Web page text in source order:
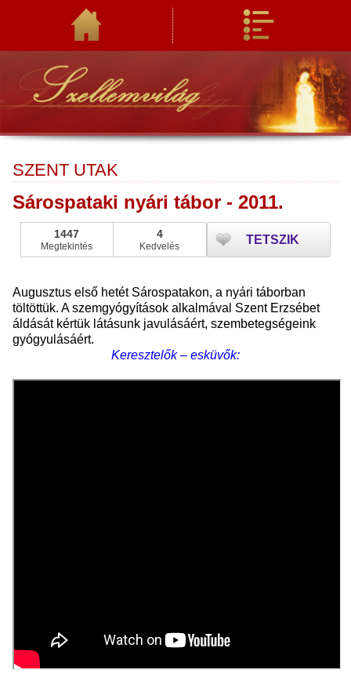
SZENT UTAK
Sárospataki nyári tábor - 2011.
1447
Megtekintés
4
Kedvelés TETSZIK
Augusztus első hetét Sárospatakon, a nyári táborban
töltöttük. A szemgyógyítások alkalmával Szent Erzsébet
áldását kértük látásunk javulásáért, szembetegségeink
gyógyulásáért.
Keresztelők – esküvők: